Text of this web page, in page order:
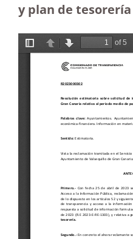
y plan de tesorería